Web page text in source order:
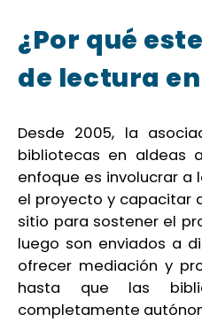
¿Por qué
de lectura
Desde 2005, la
bibliotecas en aldeas
enfoque es involucrar a
el proyecto y capacitar
sitio para sostener el
luego son enviados a
ofrecer mediación y
hasta que las
completamente